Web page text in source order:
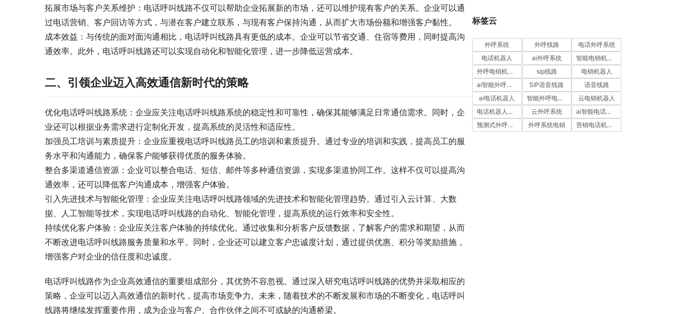
拓展市场与客户关系维护：电话呼叫线路不仅可以帮助企业拓展新的市场，还可以维护现有客户的关系。企业可以通
过电话营销、客户回访等方式，与潜在客户建立联系，与现有客户保持沟通，从而扩大市场份额和增强客户黏性。
成本效益：与传统的面对面沟通相比，电话呼叫线路具有更低的成本。企业可以节省交通、住宿等费用，同时提高沟
通效率。此外，电话呼叫线路还可以实现自动化和智能化管理，进一步降低运营成本。
二、引领企业迈入高效通信新时代的策略
优化电话呼叫线路系统：企业应关注电话呼叫线路系统的稳定性和可靠性，确保其能够满足日常通信需求。同时，企
业还可以根据业务需求进行定制化开发，提高系统的灵活性和适应性。
加强员工培训与素质提升：企业应重视电话呼叫线路员工的培训和素质提升。通过专业的培训和实践，提高员工的服
务水平和沟通能力，确保客户能够获得优质的服务体验。
整合多渠道通信资源：企业可以整合电话、短信、邮件等多种通信资源，实现多渠道协同工作。这样不仅可以提高沟
通效率，还可以降低客户沟通成本，增强客户体验。
引入先进技术与智能化管理：企业应关注电话呼叫线路领域的先进技术和智能化管理趋势。通过引入云计算、大数
据、人工智能等技术，实现电话呼叫线路的自动化、智能化管理，提高系统的运行效率和安全性。
持续优化客户体验：企业应关注客户体验的持续优化。通过收集和分析客户反馈数据，了解客户的需求和期望，从而
不断改进电话呼叫线路服务质量和水平。同时，企业还可以建立客户忠诚度计划，通过提供优惠、积分等奖励措施，
增强客户对企业的信任度和忠诚度。
电话呼叫线路作为企业高效通信的重要组成部分，其优势不容忽视。通过深入研究电话呼叫线路的优势并采取相应的
策略，企业可以迈入高效通信的新时代，提高市场竞争力。未来，随着技术的不断发展和市场的不断变化，电话呼叫
线路将继续发挥重要作用，成为企业与客户、合作伙伴之间不可或缺的沟通桥梁。
标签云
外呼系统 外呼线路
电话外呼系统
电话机器人
ai外呼系统
智能电销机器人
外呼电销机器人
sip线路
电销机器人
ai智能外呼系统
SIP语音线路
语音线路
ai电话机器人
智能外呼电销机器人
云电销机器人
电话机器人外呼
云外呼系统
ai智能电话机器人
预测式外呼系统
外呼系统电销 营销电话机器人